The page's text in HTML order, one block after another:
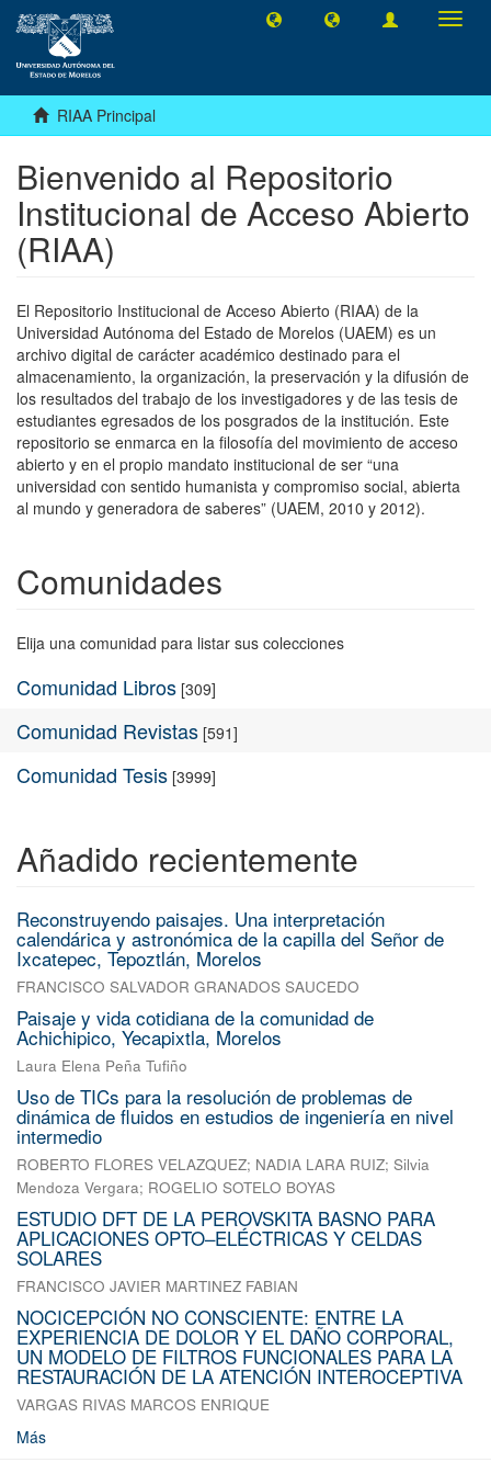
RIAA Principal
Bienvenido al Repositorio
Institucional de Acceso Abierto
(RIAA)
El Repositorio Institucional de Acceso Abierto (RIAA) de la
Universidad Autónoma del Estado de Morelos (UAEM) es un
archivo digital de carácter académico destinado para el
almacenamiento, la organización, la preservación y la difusión de
los resultados del trabajo de los investigadores y de las tesis de
estudiantes egresados de los posgrados de la institución. Este
repositorio se enmarca en la filosofía del movimiento de acceso
abierto y en el propio mandato institucional de ser “una
universidad con sentido humanista y compromiso social, abierta
al mundo y generadora de saberes” (UAEM, 2010 y 2012).
Comunidades
Elija una comunidad para listar sus colecciones
Comunidad Libros [309]
Comunidad Revistas [591]
Comunidad Tesis [3999]
Añadido recientemente
Reconstruyendo paisajes. Una interpretación
calendárica y astronómica de la capilla del Señor de
Ixcatepec, Tepoztlán, Morelos
FRANCISCO SALVADOR GRANADOS SAUCEDO
Paisaje y vida cotidiana de la comunidad de
Achichipico, Yecapixtla, Morelos
Laura Elena Peña Tufiño
Uso de TICs para la resolución de problemas de
dinámica de fluidos en estudios de ingeniería en nivel
intermedio
ROBERTO FLORES VELAZQUEZ; NADIA LARA RUIZ; Silvia
Mendoza Vergara; ROGELIO SOTELO BOYAS
ESTUDIO DFT DE LA PEROVSKITA BASNO PARA
APLICACIONES OPTO–ELÉCTRICAS Y CELDAS
SOLARES
FRANCISCO JAVIER MARTINEZ FABIAN
NOCICEPCIÓN NO CONSCIENTE: ENTRE LA
EXPERIENCIA DE DOLOR Y EL DAÑO CORPORAL,
UN MODELO DE FILTROS FUNCIONALES PARA LA
RESTAURACIÓN DE LA ATENCIÓN INTEROCEPTIVA
VARGAS RIVAS MARCOS ENRIQUE
Más